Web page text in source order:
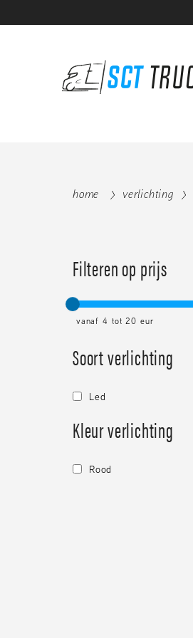
home verlichting
Filteren op prijs
vanaf 4 tot 20 eur
Soort verlichting
led
Kleur verlichting
rood